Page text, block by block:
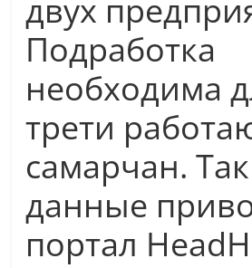
двух
Подработка
необходима
трети
самарчан.
данные
портал